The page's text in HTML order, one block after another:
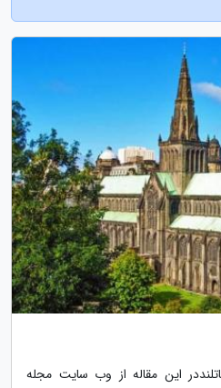
این مقاله از وب سایت مجله